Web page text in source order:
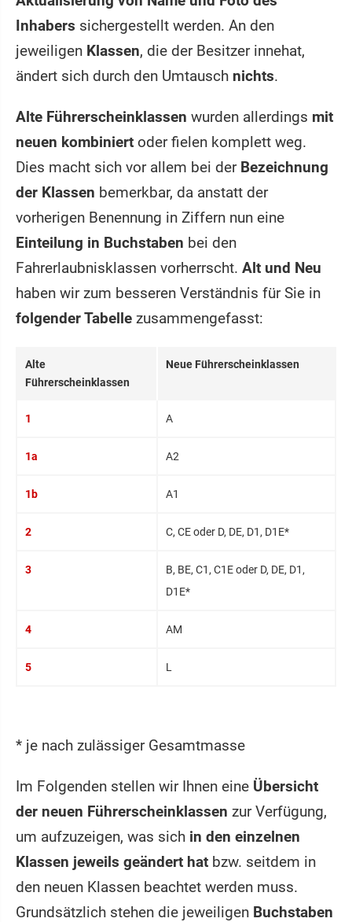
Inhabers sichergestellt werden. An den
jeweiligen Klassen, die der Besitzer innehat,
ändert sich durch den Umtausch nichts.
Alte Führerscheinklassen wurden allerdings mit
neuen kombiniert oder fielen komplett weg.
Dies macht sich vor allem bei der Bezeichnung
der Klassen bemerkbar, da anstatt der
vorherigen Benennung in Ziffern nun eine
Einteilung in Buchstaben bei den
Fahrerlaubnisklassen vorherrscht. Alt und Neu
haben wir zum besseren Verständnis für Sie in
folgender Tabelle zusammengefasst:
Alte
Führerscheinklassen
Neue Führerscheinklassen
1 A
1a A2
1b A1
2 C, CE oder D, DE, D1, D1E*
3
B, BE, C1, C1E oder D, DE, D1,
D1E*
4 AM
5 L
* je nach zulässiger Gesamtmasse
Im Folgenden stellen wir Ihnen eine Übersicht
der neuen Führerscheinklassen zur Verfügung,
um aufzuzeigen, was sich in den einzelnen
Klassen jeweils geändert hat bzw. seitdem in
den neuen Klassen beachtet werden muss.
Grundsätzlich stehen die jeweiligen Buchstaben